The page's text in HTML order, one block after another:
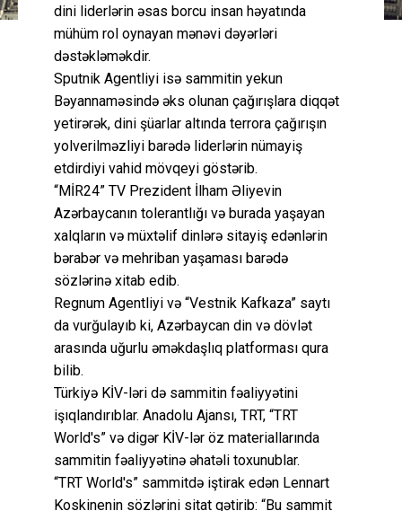
dini liderlərin əsas borcu insan həyatında
mühüm rol oynayan mənəvi dəyərləri
dəstəkləməkdir.
Sputnik Agentliyi isə sammitin yekun
Bəyannaməsində əks olunan çağırışlara diqqət
yetirərək, dini şüarlar altında terrora çağırışın
yolverilməzliyi barədə liderlərin nümayiş
etdirdiyi vahid mövqeyi göstərib.
“MİR24” TV Prezident İlham Əliyevin
Azərbaycanın tolerantlığı və burada yaşayan
xalqların və müxtəlif dinlərə sitayiş edənlərin
bərabər və mehriban yaşaması barədə
sözlərinə xitab edib.
Regnum Agentliyi və “Vestnik Kafkaza” saytı
da vurğulayıb ki, Azərbaycan din və dövlət
arasında uğurlu əməkdaşlıq platforması qura
bilib.
Türkiyə KİV-ləri də sammitin fəaliyyətini
işıqlandırıblar. Anadolu Ajansı, TRT, “TRT
World's” və digər KİV-lər öz materiallarında
sammitin fəaliyyətinə əhatəli toxunublar.
“TRT World's” sammitdə iştirak edən Lennart
Koskinenin sözlərini sitat gətirib: “Bu sammit